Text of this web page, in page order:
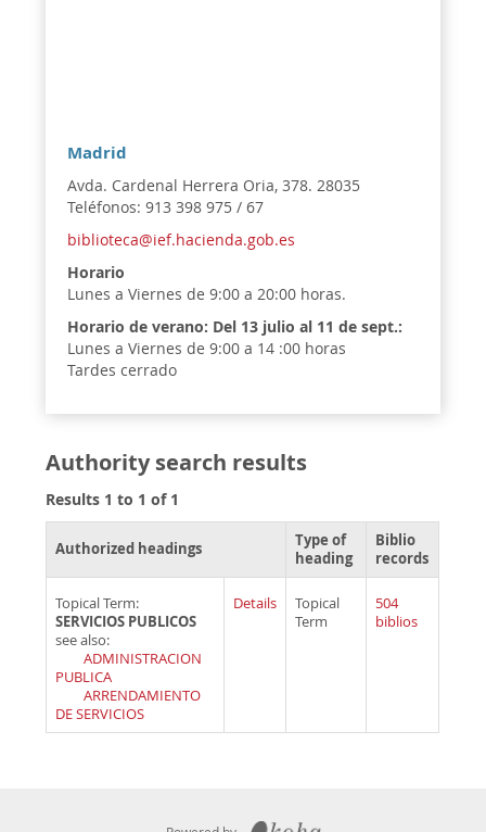
Madrid
Avda. Cardenal Herrera Oria, 378. 28035
Teléfonos: 913 398 975 / 67
biblioteca@ief.hacienda.gob.es
Horario
Lunes a Viernes de 9:00 a 20:00 horas.
Horario de verano: Del 13 julio al 11 de sept.:
Lunes a Viernes de 9:00 a 14 :00 horas
Tardes cerrado
Authority search results
Results 1 to 1 of 1
Authorized headings
Type of
heading
Biblio
records
Topical Term:
SERVICIOS PUBLICOS
see also:
ADMINISTRACION
PUBLICA
ARRENDAMIENTO
DE SERVICIOS
Details
Topical
Term
504
biblios